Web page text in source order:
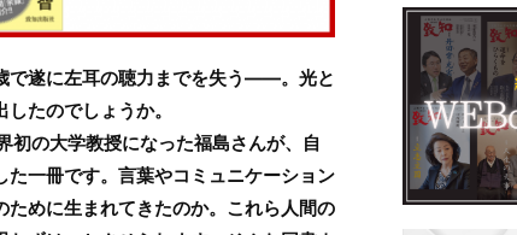
で遂に左耳の聴力までを失う――。光と
たのでしょうか。
初の大学教授になった福島さんが、自
一冊です。言葉やコミュニケーション
めに生まれてきたのか。これら人間の